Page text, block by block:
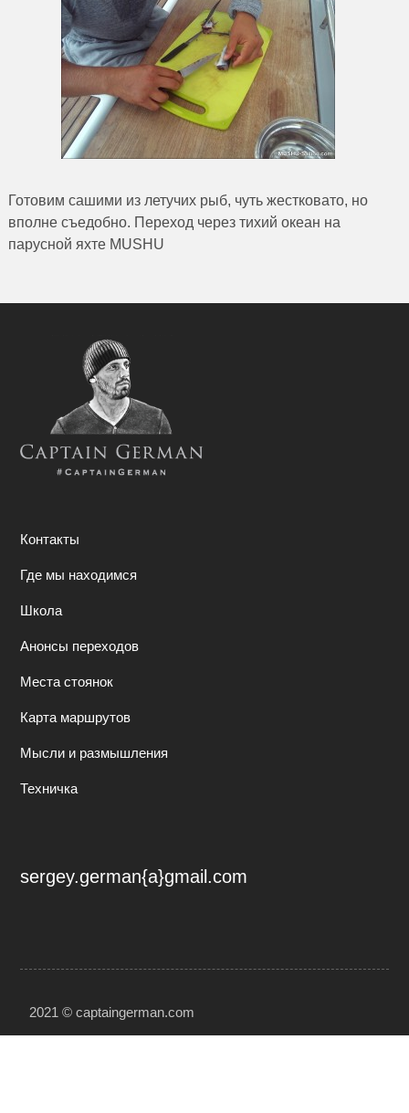
Готовим сашими из летучих рыб, чуть жестковато, но
вполне съедобно. Переход через тихий океан на
парусной яхте MUSHU
Контакты
Где мы находимся
Школа
Анонсы переходов
Места стоянок
Карта маршрутов
Мысли и размышления
Техничка
sergey.german{a}gmail.com
2021 © captaingerman.com